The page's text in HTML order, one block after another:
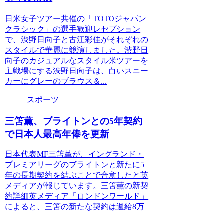
日米女子ツアー共催の「TOTOジャパン
クラシック」の選手歓迎レセプション
で、渋野日向子と古江彩佳がそれぞれの
スタイルで華麗に競演しました。渋野日
向子のカジュアルなスタイル米ツアーを
主戦場にする渋野日向子は、白いスニー
カーにグレーのブラウス＆...
スポーツ
三笘薫、ブライトンとの5年契約
で日本人最高年俸を更新
日本代表MF三笘薫が、イングランド・
プレミアリーグのブライトンと新たに5
年の長期契約を結ぶことで合意したと英
メディアが報じています。三笘薫の新契
約詳細英メディア「ロンドンワールド」
によると、三笘の新たな契約は週給8万